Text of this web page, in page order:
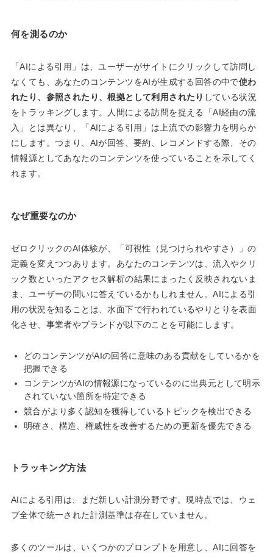
何を測るのか
「AIによる引用」は、ユーザーがサイトにクリックして訪問し
なくても、あなたのコンテンツをAIが生成する回答の中で使わ
れたり、参照されたり、根拠として利用されたり している状況
をトラッキングします。人間による訪問を捉える「AI経由の流
入」とは異なり、「AIによる引用」は上流での影響力を明らか
にします。つまり、AIが回答、要約、レコメンドする際、その
情報源としてあなたのコンテンツを使っていることを示してく
れます。
なぜ重要なのか
ゼロクリックのAI体験が、「可視性（見つけられやすさ）」の
定義を変えつつあります。あなたのコンテンツは、流入やクリ
ック数といったアクセス解析の結果にまったく反映されないま
ま、ユーザーの問いに答えているかもしれません。AIによる引
用の状況を知ることは、水面下で行われているやりとりを表面
化させ、事業者やブランドが以下のことを可能にします。
どのコンテンツがAIの回答に意味のある貢献をしているかを
把握できる
コンテンツがAIの情報源になっているのに出典元として明示
されていない箇所を特定できる
競合がより多く認知を獲得しているトピックを検出できる
明確さ、構造、権威性を改善するための更新を優先できる
トラッキング方法
AIによる引用は、まだ新しい計測分野です。現時点では、ウェ
ブ全体で統一された計測基準は存在していません。
多くのツールは、いくつかのプロンプトを用意し、AIに回答を